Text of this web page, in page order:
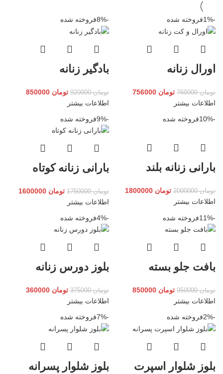
-1% فروخته شده
اورال زنانه
تومان760000 تومان
اطلاعات بیشتر
-8% فروخته شده
بادگیر زنانه
تومان920000 تومان
اطلاعات بیشتر
-10%
فروخته شده
بارانی زنانه بلند
تومان2000000 تومان
اطلاعات بیشتر
-9% فروخته شده
بارانی زنانه کوتاه
تومان1750000 تومان
اطلاعات بیشتر
-11%
فروخته شده
بافت جلو بسته
تومان950000 تومان
اطلاعات بیشتر
-4% فروخته شده
بلوز دورس زنانه
تومان375000 تومان
اطلاعات بیشتر
-2%
فروخته شده
بلوز شلوار اسپرت
-7% فروخته شده
بلوز شلوار پسرانه